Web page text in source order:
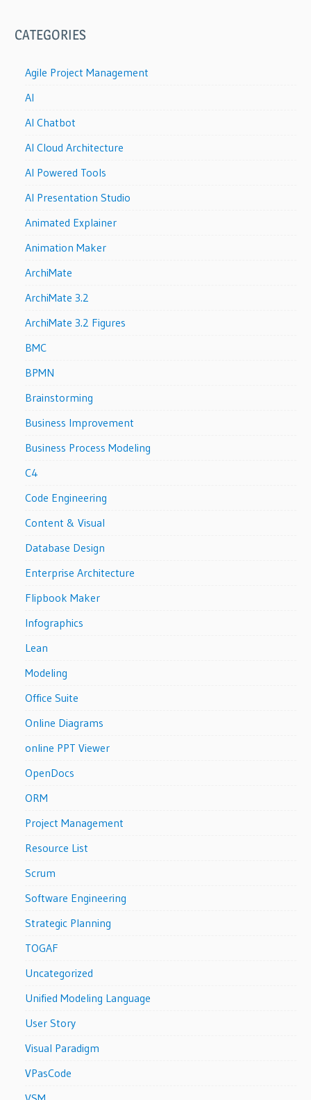
CATEGORIES
Agile Project Management
AI
AI Chatbot
AI Cloud Architecture
AI Powered Tools
AI Presentation Studio
Animated Explainer
Animation Maker
ArchiMate
ArchiMate 3.2
ArchiMate 3.2 Figures
BMC
BPMN
Brainstorming
Business Improvement
Business Process Modeling
C4
Code Engineering
Content & Visual
Database Design
Enterprise Architecture
Flipbook Maker
Infographics
Lean
Modeling
Office Suite
Online Diagrams
online PPT Viewer
OpenDocs
ORM
Project Management
Resource List
Scrum
Software Engineering
Strategic Planning
TOGAF
Uncategorized
Unified Modeling Language
User Story
Visual Paradigm
VPasCode